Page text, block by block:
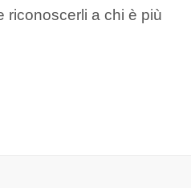
riconoscerli a chi è più